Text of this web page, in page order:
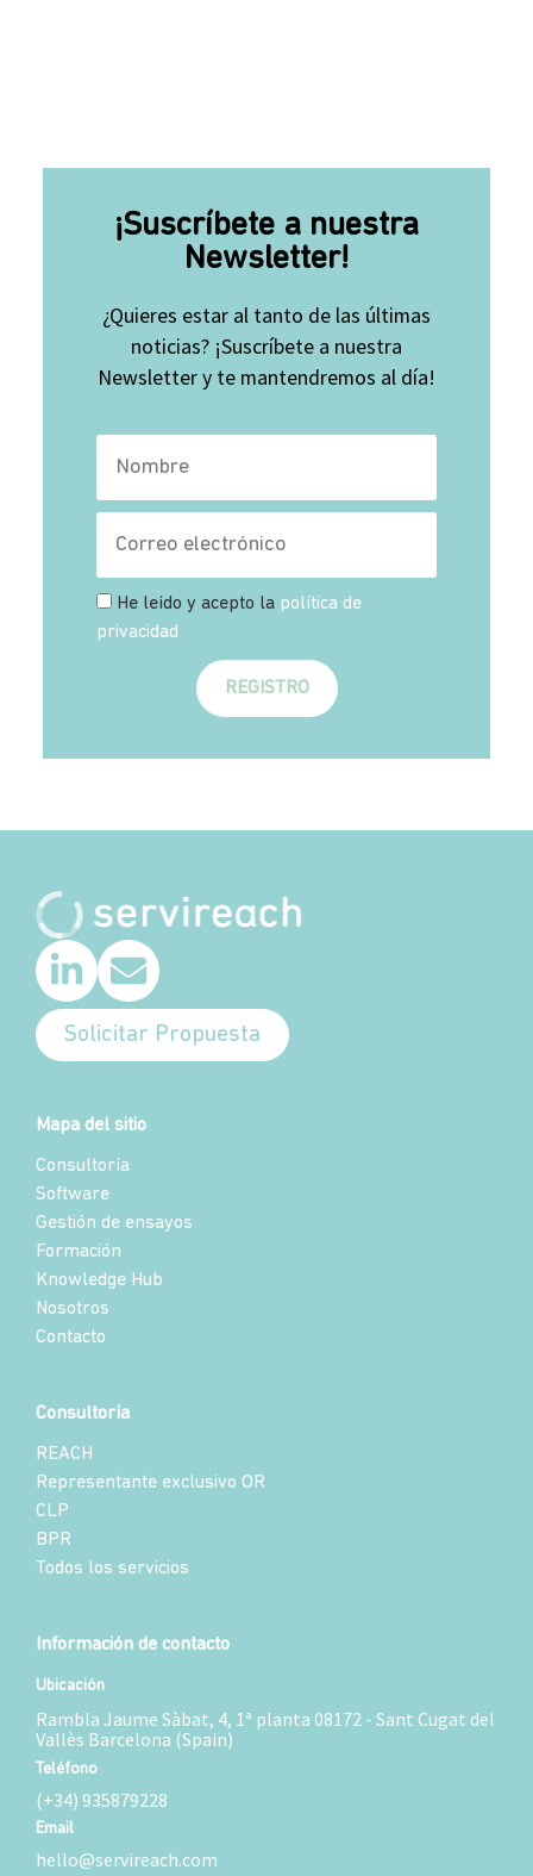
¡Suscríbete a nuestra
Newsletter!
¿Quieres estar al tanto de las últimas
noticias? ¡Suscríbete a nuestra
Newsletter y te mantendremos al día!
He leído y acepto la política de
privacidad
REGISTRO
Solicitar Propuesta
Mapa del sitio
Consultoría
Software
Gestión de ensayos
Formación
Knowledge Hub
Nosotros
Contacto
Consultoría
REACH
Representante exclusivo OR
CLP
BPR
Todos los servicios
Información de contacto
Ubicación
Rambla Jaume Sàbat, 4, 1ª planta 08172 - Sant Cugat del
Vallès Barcelona (Spain)
Teléfono
(+34) 935879228
Email
hello@servireach.com